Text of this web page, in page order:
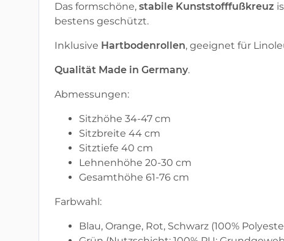
Das formschöne, stabile Kunststofffußkreuz
bestens geschützt.
Inklusive Hartbodenrollen, geeignet für
Qualität Made in Germany.
Abmessungen:
Sitzhöhe 34-47 cm
Sitzbreite 44 cm
Sitztiefe 40 cm
Lehnenhöhe 20-30 cm
Gesamthöhe 61-76 cm
Farbwahl:
Blau, Orange, Rot, Schwarz (100%